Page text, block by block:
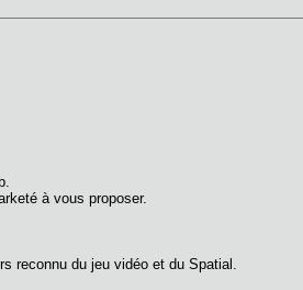
à vous proposer.
reconnu du jeu vidéo et du Spatial.